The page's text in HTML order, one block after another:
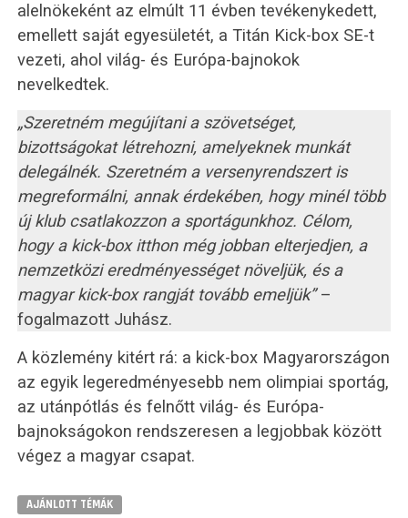
alelnökeként az elmúlt 11 évben tevékenykedett,
emellett saját egyesületét, a Titán Kick-box SE-t
vezeti, ahol világ- és Európa-bajnokok
nevelkedtek.
„Szeretném megújítani a szövetséget,
bizottságokat létrehozni, amelyeknek munkát
delegálnék. Szeretném a versenyrendszert is
megreformálni, annak érdekében, hogy minél több
új klub csatlakozzon a sportágunkhoz. Célom,
hogy a kick-box itthon még jobban elterjedjen, a
nemzetközi eredményességet növeljük, és a
magyar kick-box rangját tovább emeljük”–
fogalmazott Juhász.
A közlemény kitért rá: a kick-box Magyarországon
az egyik legeredményesebb nem olimpiai sportág,
az utánpótlás és felnőtt világ- és Európa-
bajnokságokon rendszeresen a legjobbak között
végez a magyar csapat.
AJÁNLOTT TÉMÁK